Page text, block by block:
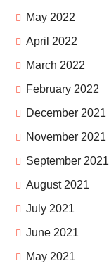
May 2022
April 2022
March 2022
February 2022
December 2021
November 2021
September 2021
August 2021
July 2021
June 2021
May 2021